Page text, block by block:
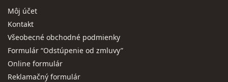
Môj účet
Kontakt
Všeobecné obchodné podmienky
Formulár “Odstúpenie od zmluvy”
Online formulár
Reklamačný formulár